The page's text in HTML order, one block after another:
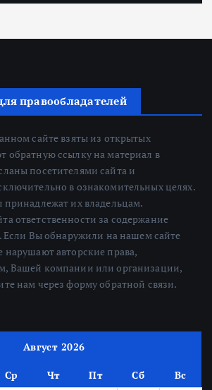
правообладателей
сайте взяты из открытых
обратную ссылку на материал в
посетителями сайта и
в ознакомительных целях.
принадлежат их владельцам.
ответственности за содержание
Если Вы обнаружили на нашем сайте
нарушают авторские права,
Вашей компании или организации,
нам через форму обратной связи.
Август 2026
Ср Чт Пт Сб
Вс